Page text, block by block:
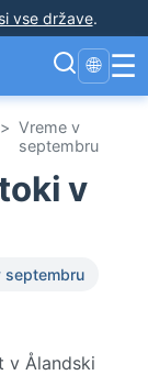
vse države.
🌐 ☰
> Vreme v
septembru
v
septembru
v Ålandski